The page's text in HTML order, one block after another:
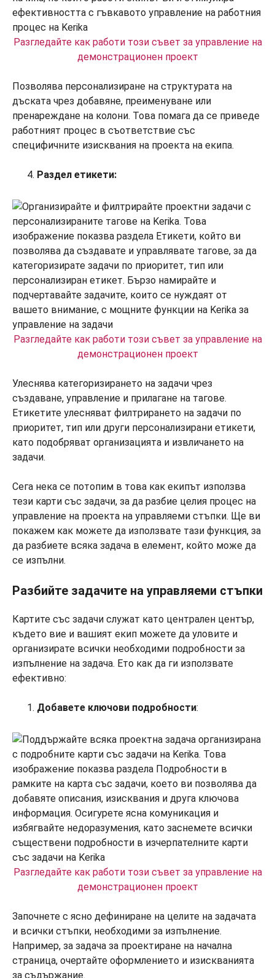
Разгледайте как работи този съвет за управление на
демонстрационен проект
Позволява персонализиране на структурата на
дъската чрез добавяне, преименуване или
пренареждане на колони. Това помага да се приведе
работният процес в съответствие със
специфичните изисквания на проекта на екипа.
Раздел етикети:
Разгледайте как работи този съвет за управление на
демонстрационен проект
Улеснява категоризирането на задачи чрез
създаване, управление и прилагане на тагове.
Етикетите улесняват филтрирането на задачи по
приоритет, тип или други персонализирани етикети,
като подобряват организацията и извличането на
задачи.
Сега нека се потопим в това как екипът използва
тези карти със задачи, за да разбие целия процес на
управление на проекта на управляеми стъпки. Ще ви
покажем как можете да използвате тази функция, за
да разбиете всяка задача в елемент, който може да
се изпълни.
Разбийте задачите на управляеми стъпки
Картите със задачи служат като централен център,
където вие и вашият екип можете да уловите и
организирате всички необходими подробности за
изпълнение на задача. Ето как да ги използвате
ефективно:
Добавете ключови подробности:
Разгледайте как работи този съвет за управление на
демонстрационен проект
Започнете с ясно дефиниране на целите на задачата
и всички стъпки, необходими за изпълнение.
Например, за задача за проектиране на начална
страница, очертайте оформлението и изискванията
за съдържание.